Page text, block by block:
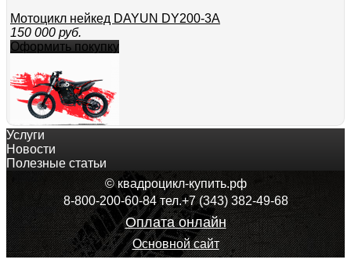
Мотоцикл нейкед DAYUN DY200-3A
150 000 руб.
Оформить покупку
Мотоцикл кросс / эндуро OXO BASE 300
174 100
Оформить покупку
Услуги
Новости
Полезные статьи
© квадроцикл-купить.рф
8-800-200-60-84 тел.+7 (343) 382-49-68
Оплата онлайн
Основной сайт